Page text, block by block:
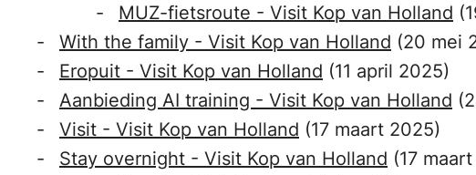
MUZ-fietsroute - Visit Kop van Holland
With the family - Visit Kop van Holland (20 mei
Eropuit - Visit Kop van Holland (11 april 2025)
Aanbieding AI training - Visit Kop van Holland
Visit - Visit Kop van Holland (17 maart 2025)
Stay overnight - Visit Kop van Holland (17